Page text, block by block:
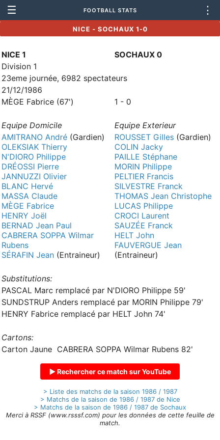
☰ FOOTBALL STATS ⋮
NICE - SOCHAUX 1-0
NICE 1
SOCHAUX 0
Division 1
23eme journée, 6982 spectateurs
21/12/1986
MÈGE Fabrice (67')
1 - 0
Equipe Domicile
Equipe Exterieur
AMITRANO André (Gardien)
OLEKSIAK Thierry
N'DIORO Philippe
DRÉOSSI Pierre
JANNUZZI Olivier
BLANC Hervé
MASSA Claude
MÈGE Fabrice
HENRY Joël
BERNAD Jean Paul
CABRERA SOPPA Wilmar
Rubens
SÉRAFIN Jean (Entraineur)
ROUSSET Gilles (Gardien)
COLIN Jacky
PAILLE Stéphane
MORIN Philippe
PELTIER Francis
SILVESTRE Franck
THOMAS Jean Christophe
LUCAS Philippe
CROCI Laurent
SAUZÉE Franck
HELT John
FAUVERGUE Jean
(Entraineur)
Substitutions:
PASCAL Marc remplacé par N'DIORO Philippe 59'
SUNDSTRUP Anders remplacé par MORIN Philippe 79'
HENRY Fabrice remplacé par HELT John 74'
Cartons:
Carton Jaune CABRERA SOPPA Wilmar Rubens 82'
▶ Rechercher ce match sur YouTube
> Liste des matchs de la saison 1986 / 1987
> Matchs de la saison de 1986 / 1987 de Nice
> Matchs de la saison de 1986 / 1987 de Sochaux
Merci à RSSF (www.rsssf.com) pour les données de cette feuille de
match.